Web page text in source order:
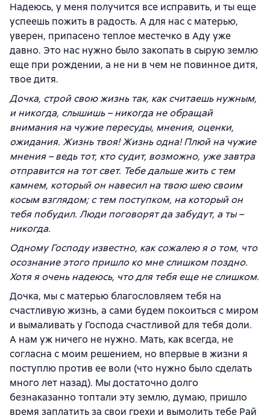
Надеюсь, у меня получится все исправить, и ты еще
успеешь пожить в радость. А для нас с матерью,
уверен, припасено теплое местечко в Аду уже
давно. Это нас нужно было закопать в сырую землю
еще при рождении, а не ни в чем не повинное дитя,
твое дитя.
Дочка, строй свою жизнь так, как считаешь нужным,
и никогда, слышишь – никогда не обращай
внимания на чужие пересуды, мнения, оценки,
ожидания. Жизнь твоя! Жизнь одна! Плюй на чужие
мнения – ведь тот, кто судит, возможно, уже завтра
отправится на тот свет. Тебе дальше жить с тем
камнем, который он навесил на твою шею своим
косым взглядом; с тем поступком, на который он
тебя побудил. Люди поговорят да забудут, а ты –
никогда.
Одному Господу известно, как сожалею я о том, что
осознание этого пришло ко мне слишком поздно.
Хотя я очень надеюсь, что для тебя еще не слишком.
Дочка, мы с матерью благословляем тебя на
счастливую жизнь, а сами будем покоиться с миром
и вымаливать у Господа счастливой для тебя доли.
А нам уж ничего не нужно. Мать, как всегда, не
согласна с моим решением, но впервые в жизни я
поступлю против ее воли (что нужно было сделать
много лет назад). Мы достаточно долго
безнаказанно топтали эту землю, думаю, пришло
время заплатить за свои грехи и вымолить тебе Рай